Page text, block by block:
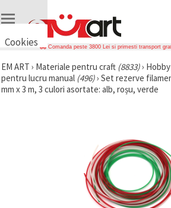
Cookies
vrem să vă
oferim
câteva
cookie -uri.
Comanda peste 3800 Lei si primesti transport
EM ART › Materiale pentru craft (8833)›
pentru lucru manual (496)› Set rezerve
mm x 3 m, 3 culori asortate: alb, roșu, verde